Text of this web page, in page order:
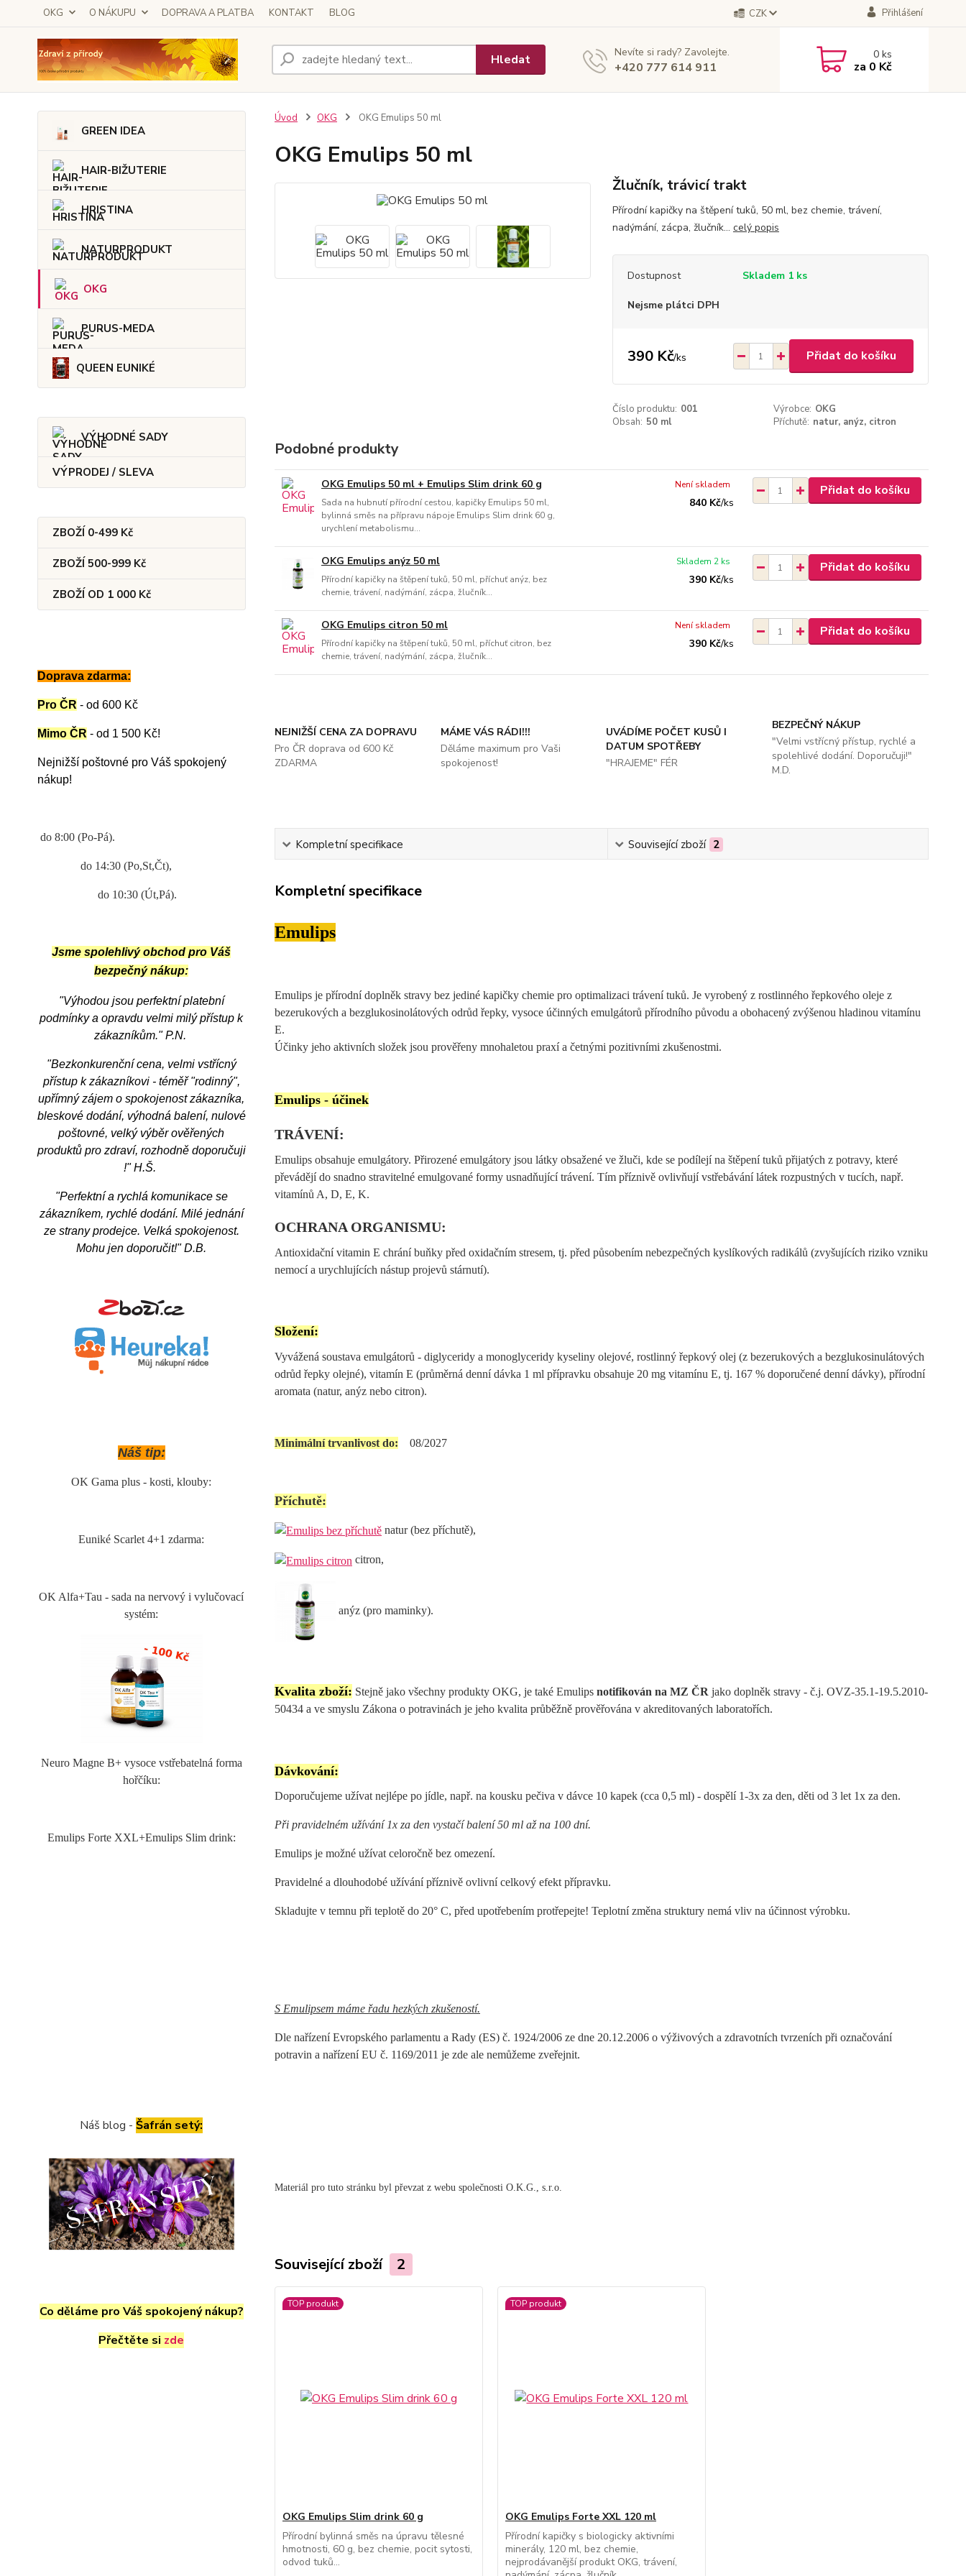
OKG O NÁKUPU DOPRAVA A PLATBA KONTAKT BLOG CZK Přihlášení
Hledat Nevíte si rady? Zavolejte.
+420 777 614 911
0ks
za 0 Kč
GREEN IDEA
HAIR-BIŽUTERIE
HRISTINA
NATURPRODUKT
OKG
PURUS-MEDA
QUEEN EUNIKÉ
VÝHODNÉ SADY
VÝPRODEJ / SLEVA
ZBOŽÍ 0-499 Kč
ZBOŽÍ 500-999 Kč
ZBOŽÍ OD 1 000 Kč
Doprava zdarma:
Pro ČR - od 600 Kč
Mimo ČR - od 1 500 Kč!
Nejnižší poštovné pro Váš spokojený
nákup!
do 8:00 (Po-Pá).
do 14:30 (Po,St,Čt),
do 10:30 (Út,Pá).
Jsme spolehlivý obchod pro Váš
bezpečný nákup:
"Výhodou jsou perfektní platební
podmínky a opravdu velmi milý přístup k
zákazníkům." P.N.
"Bezkonkurenční cena, velmi vstřícný
přístup k zákazníkovi - téměř "rodinný",
upřímný zájem o spokojenost zákazníka,
bleskové dodání, výhodná balení, nulové
poštovné, velký výběr ověřených
produktů pro zdraví, rozhodně doporučuji
!" H.Š.
"Perfektní a rychlá komunikace se
zákazníkem, rychlé dodání. Milé jednání
ze strany prodejce. Velká spokojenost.
Mohu jen doporučit!" D.B.
Náš tip:
OK Gama plus - kosti, klouby:
Euniké Scarlet 4+1 zdarma:
OK Alfa+Tau - sada na nervový i vylučovací
systém:
Neuro Magne B+ vysoce vstřebatelná forma
hořčíku:
Emulips Forte XXL+Emulips Slim drink:
Náš blog -Šafrán setý:
Co děláme pro Váš spokojený nákup?
Přečtěte si zde
Úvod OKG OKG Emulips 50 ml
OKG Emulips 50 ml
Žlučník, trávicí trakt
Přírodní kapičky na štěpení tuků, 50 ml, bez chemie, trávení,
nadýmání, zácpa, žlučník... celý popis
Dostupnost Skladem 1 ks
Nejsme plátci DPH
390 Kč/ks Přidat do košíku
Číslo produktu: 001 Výrobce: OKG
Obsah: 50 ml Příchutě: natur, anýz, citron
Podobné produkty
OKG Emulips 50 ml + Emulips Slim drink 60 g
Sada na hubnutí přírodní cestou, kapičky Emulips 50 ml,
bylinná směs na přípravu nápoje Emulips Slim drink 60 g,
urychlení metabolismu...
840 Kč/ks
Není skladem Přidat do košíku
OKG Emulips anýz 50 ml
Přírodní kapičky na štěpení tuků, 50 ml, příchuť anýz, bez
chemie, trávení, nadýmání, zácpa, žlučník...
390 Kč/ks
Skladem 2 ks Přidat do košíku
OKG Emulips citron 50 ml
Přírodní kapičky na štěpení tuků, 50 ml, příchuť citron, bez
chemie, trávení, nadýmání, zácpa, žlučník...
390 Kč/ks
Není skladem Přidat do košíku
NEJNIŽŠÍ CENA ZA DOPRAVU
Pro ČR doprava od 600 Kč
ZDARMA
MÁME VÁS RÁDI!!!
Děláme maximum pro Vaši
spokojenost!
UVÁDÍME POČET KUSŮ I
DATUM SPOTŘEBY
"HRAJEME" FÉR
BEZPEČNÝ NÁKUP
"Velmi vstřícný přístup, rychlé a
spolehlivé dodání. Doporučuji!"
M.D.
Kompletní specifikace Související zboží 2
Kompletní specifikace
Emulips
Emulips je přírodní doplněk stravy bez jediné kapičky chemiepro optimalizaci trávení tuků. Je vyrobený z rostlinného řepkového oleje z
bezerukových a bezglukosinolátových odrůd řepky, vysoce účinných emulgátorů přírodního původu a obohacený zvýšenou hladinou vitamínu
E.
Účinky jeho aktivních složek jsou prověřeny mnohaletou praxí a četnými pozitivními zkušenostmi.
Emulips - účinek
TRÁVENÍ:
Emulips obsahuje emulgátory. Přirozené emulgátory jsou látky obsažené ve žluči, kde se podílejí na štěpení tuků přijatých z potravy, které
převádějí do snadno stravitelné emulgované formy usnadňující trávení. Tím příznivě ovlivňují vstřebávání látek rozpustných v tucích, např.
vitamínů A, D, E, K.
OCHRANA ORGANISMU:
Antioxidační vitamin E chrání buňky před oxidačním stresem, tj. před působením nebezpečných kyslíkových radikálů (zvyšujících riziko vzniku
nemocí a urychlujících nástup projevů stárnutí).
Složení:
Vyvážená soustava emulgátorů - diglyceridy a monoglyceridy kyseliny olejové, rostlinný řepkový olej (z bezerukových a bezglukosinulátových
odrůd řepky olejné), vitamín E (průměrná denní dávka 1 ml přípravku obsahuje 20 mg vitamínu E, tj. 167 % doporučené denní dávky), přírodní
aromata (natur, anýz nebo citron).
Minimální trvanlivost do: 08/2027
Příchutě:
natur (bez příchutě),
citron,
anýz (pro maminky).
Kvalita zboží: Stejně jako všechny produkty OKG, je také Emulips notifikován na MZ ČR jako doplněk stravy - č.j. OVZ-35.1-19.5.2010-
50434 a ve smyslu Zákona o potravinách je jeho kvalita průběžně prověřována v akreditovaných laboratořích.
Dávkování:
Doporučujeme užívat nejlépe po jídle, např. na kousku pečiva v dávce 10 kapek (cca 0,5 ml) - dospělí 1-3x za den, děti od 3 let 1x za den.
Při pravidelném užívání 1x za den vystačí balení 50 ml až na 100 dní.
Emulips je možné užívat celoročně bez omezení.
Pravidelné a dlouhodobé užívání příznivě ovlivní celkový efekt přípravku.
Skladujte v temnu při teplotě do 20° C, před upotřebením protřepejte! Teplotní změna struktury nemá vliv na účinnost výrobku.
S Emulipsem máme řadu hezkých zkušeností.
Dle nařízení Evropského parlamentu a Rady (ES) č. 1924/2006 ze dne 20.12.2006 o výživových a zdravotních tvrzeních při označování
potravin a nařízení EU č. 1169/2011 je zde ale nemůžeme zveřejnit.
Materiál pro tuto stránku byl převzat z webu společnosti O.K.G., s.r.o.
Související zboží 2
TOP produkt
OKG Emulips Slim drink 60 g
Přírodní bylinná směs na úpravu tělesné
hmotnosti, 60 g, bez chemie, pocit sytosti,
odvod tuků...
TOP produkt
OKG Emulips Forte XXL 120 ml
Přírodní kapičky s biologicky aktivními
minerály, 120 ml, bez chemie,
nejprodávanější produkt OKG, trávení,